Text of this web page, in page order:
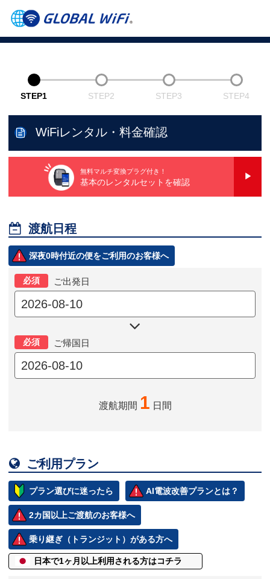
STEP1 STEP2 STEP3 STEP4
WiFiレンタル・料金確認
無料マルチ変換プラグ付き！
基本のレンタルセットを確認
 渡航日程
深夜0時付近の便をご利用のお客様へ
必須 ご出発日

必須 ご帰国日
渡航期間 1 日間
 ご利用プラン
プラン選びに迷ったら AI電波改善プランとは？
2カ国以上ご渡航のお客様へ
乗り継ぎ（トランジット）がある方へ
日本で1ヶ月以上利用される方はコチラ